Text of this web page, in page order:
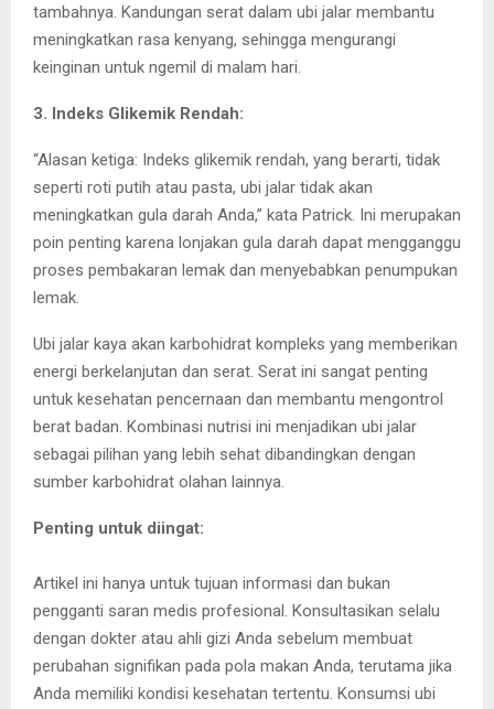
tambahnya. Kandungan serat dalam ubi jalar membantu
meningkatkan rasa kenyang, sehingga mengurangi
keinginan untuk ngemil di malam hari.
3. Indeks Glikemik Rendah:
“Alasan ketiga: Indeks glikemik rendah, yang berarti, tidak
seperti roti putih atau pasta, ubi jalar tidak akan
meningkatkan gula darah Anda,” kata Patrick. Ini merupakan
poin penting karena lonjakan gula darah dapat mengganggu
proses pembakaran lemak dan menyebabkan penumpukan
lemak.
Ubi jalar kaya akan karbohidrat kompleks yang memberikan
energi berkelanjutan dan serat. Serat ini sangat penting
untuk kesehatan pencernaan dan membantu mengontrol
berat badan. Kombinasi nutrisi ini menjadikan ubi jalar
sebagai pilihan yang lebih sehat dibandingkan dengan
sumber karbohidrat olahan lainnya.
Penting untuk diingat:
Artikel ini hanya untuk tujuan informasi dan bukan
pengganti saran medis profesional. Konsultasikan selalu
dengan dokter atau ahli gizi Anda sebelum membuat
perubahan signifikan pada pola makan Anda, terutama jika
Anda memiliki kondisi kesehatan tertentu. Konsumsi ubi